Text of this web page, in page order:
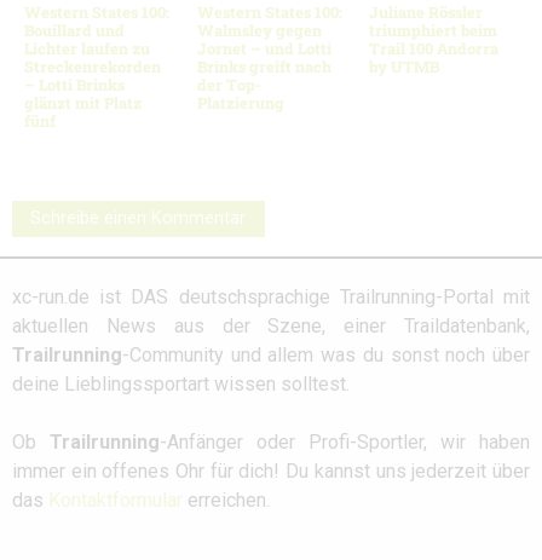
Western States 100:
Bouillard und
Lichter laufen zu
Streckenrekorden
– Lotti Brinks
glänzt mit Platz
fünf
Western States 100:
Walmsley gegen
Jornet – und Lotti
Brinks greift nach
der Top-
Platzierung
Juliane Rössler
triumphiert beim
Trail 100 Andorra
by UTMB
Schreibe einen Kommentar
xc-run.de ist DAS deutschsprachige Trailrunning-Portal mit
aktuellen News aus der Szene, einer Traildatenbank,
Trailrunning-Community und allem was du sonst noch über
deine Lieblingssportart wissen solltest.
Ob Trailrunning-Anfänger oder Profi-Sportler, wir haben
immer ein offenes Ohr für dich! Du kannst uns jederzeit über
das Kontaktformular erreichen.